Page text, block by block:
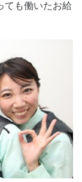
ても働いたお給